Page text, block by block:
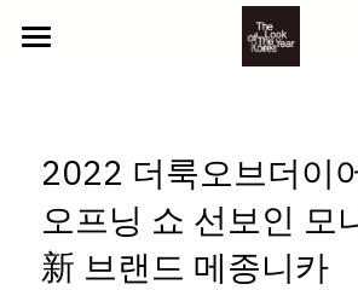
BEYOND
CONTACT
2022 더룩오브더이
오프닝 쇼 선보인 모
新 브랜드 메종니카